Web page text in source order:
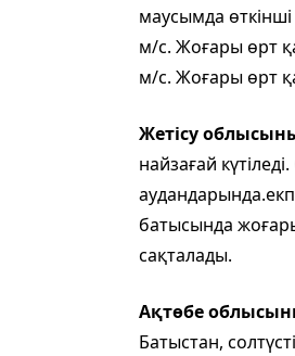
маусымда
м/с. Жоғары өрт
м/с. Жоғары өрт
Жетісу
найзағай
батысында
сақталады.
Ақтөбе
Батыстан,